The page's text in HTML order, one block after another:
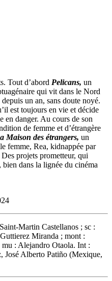
Tout d’abord Pelicans, un
qui vit dans le Nord
un an, sans doute noyé.
est toujours en vie et décide
en danger. Au cours de son
de femme et d’étrangère
Maison des étrangers, un
femme, Rea, kidnappée par
projets prometteur, qui
dans la lignée du cinéma
Martin Castellanos ; sc :
Miranda ; mont :
: Alejandro Otaola. Int :
José Alberto Patiño (Mexique,